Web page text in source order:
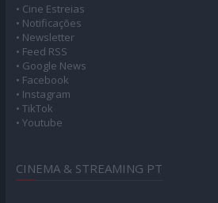
• Cine Estreias
• Notificações
• Newsletter
• Feed RSS
• Google News
• Facebook
• Instagram
• TikTok
• Youtube
CINEMA & STREAMING PT